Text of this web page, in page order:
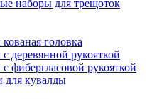
наборы для трещоток
головка
деревянной рукояткой
фибергласовой рукояткой
для кувалды